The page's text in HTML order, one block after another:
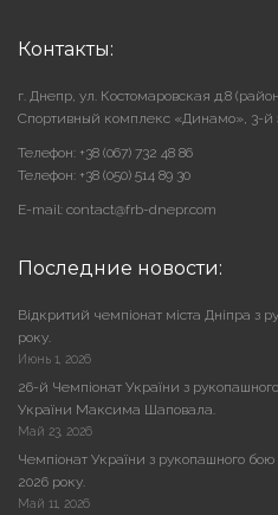
Контакты:
г. Днепр, ул. Костомаровская д.8
Cпортивный комплекс «Динамо», 3-й
Телефон: +38 (067) 732 48 86
Телефон: +38 (050) 514 89 30
E-mail: contact@frb-dnepr.com
Последние новости:
Відкритий чемпіонат міста Дніпра з
року.
Июнь 1, 2026
26-й Чемпіонат України з
України Максима Шаповала.
Май 23, 2026
Чемпіонат України з рукопашного
2026 року.
Май 11, 2026